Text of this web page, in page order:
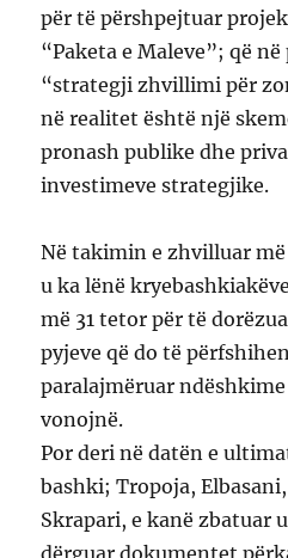
për të përshpejtuar
“Paketa e Maleve”; që
“strategji zhvillimi për
në realitet është një
pronash publike dhe
investimeve strategjike.
Në takimin e zhvilluar
u ka lënë
më 31 tetor për të
pyjeve që do të
paralajmëruar
vonojnë.
Por deri në datën e
bashki; Tropoja,
Skrapari, e kanë zbatuar
dërguar dokumentet